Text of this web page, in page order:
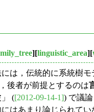
][linguistic_area][
は，伝統的に系統樹モ
後者が前提とするのは
([2012-09-14-1]) で議
はあまり論じられてい